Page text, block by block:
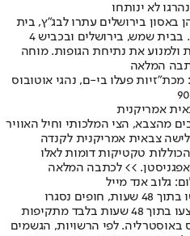
בירושלים עתרו לבג"ץ, בית
המשפט הכריע כי לא תבוצע נתיחה. בבית שמש, בירושלים ובכביש 4
ולמנוע את נתיחת הגופות. מוחה
המלאה
פעלו בי-ם, נהגי אוטובוס
מהצבא, הצי המלכותי וחיל האוויר
צבאית אמריקנית לקנדה
טקטיקות דומות לאלו
>> לכתבה המלאה
גלוב אנד מייל
4 אנשים , בהם ילדים בני 11 ו-12 נפצעו בתוך 48 שעות בלבד מתקיפות
באוסטרליה. לפי הרשויות, הגשמים